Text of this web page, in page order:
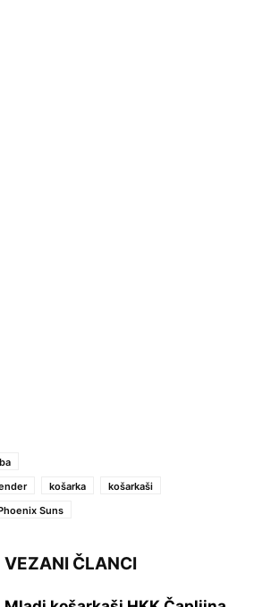
košarka
košarkaši
Suns
VEZANI ČLANCI